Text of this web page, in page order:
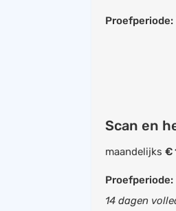
Proefperiode:
Scan en
maandelijks €
Proefperiode:
14 dagen